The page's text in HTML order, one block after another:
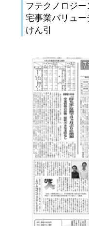
フテクノロジ
宅事業バリュ
けん引